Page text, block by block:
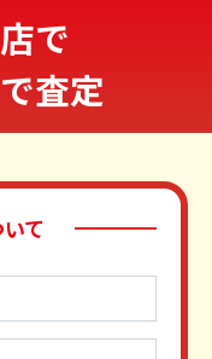
で
査定
て